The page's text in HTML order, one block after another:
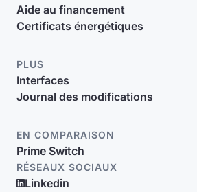
Aide au financement
Certificats énergétiques
PLUS
Interfaces
Journal des modifications
EN COMPARAISON
Prime Switch
RÉSEAUX SOCIAUX
Linkedin